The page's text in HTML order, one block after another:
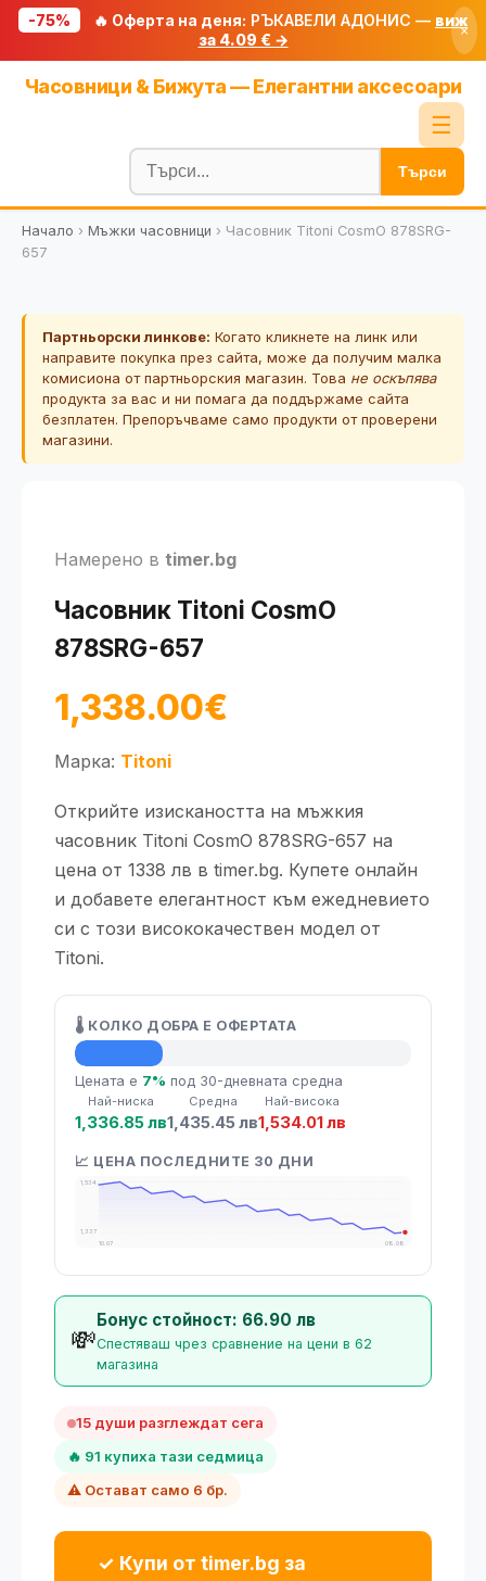
-75% 🔥 Оферта на деня: РЪКАВЕЛИ АДОНИС — виж
за 4.09 € →
×
Часовници & Бижута — Елегантни аксесоари
☰
Блог
🧮 Калкулатори
🔍 Намери продукт
🎟️ Купони
Търси
Начало › Мъжки часовници › Часовник Titoni CosmO 878SRG-
657
Партньорски линкове: Когато кликнете на линк или
направите покупка през сайта, може да получим малка
комисиона от партньорския магазин. Това не оскъпява
продукта за вас и ни помага да поддържаме сайта
безплатен. Препоръчваме само продукти от проверени
магазини.
Намерено в timer.bg
Часовник Titoni CosmO
878SRG-657
1,338.00€
Марка: Titoni
Открийте изискаността на мъжкия
часовник Titoni CosmO 878SRG-657 на
цена от 1338 лв в timer.bg. Купете онлайн
и добавете елегантност към ежедневието
си с този висококачествен модел от
Titoni.
🌡️ КОЛКО ДОБРА Е ОФЕРТАТА
💡 Средна цена
Цената е 7% под 30-дневната средна
Най-ниска
1,336.85 лв
Средна
1,435.45 лв
Най-висока
1,534.01 лв
📈 ЦЕНА ПОСЛЕДНИТЕ 30 ДНИ
1,534
1,337
10.07
08.08
💸
Бонус стойност: 66.90 лв
Спестяваш чрез сравнение на цени в 62
магазина
15 души разглеждат сега
🔥 91 купиха тази седмица
⚠️ Остават само 6 бр.
✓ Купи от timer.bg за